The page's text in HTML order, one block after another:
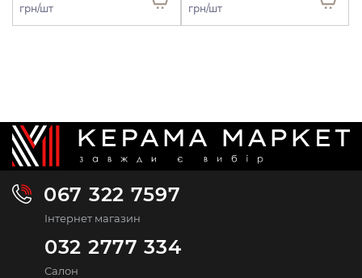
грн/шт грн/шт
067 322 7597
Інтернет магазин
032 2777 334
Салон